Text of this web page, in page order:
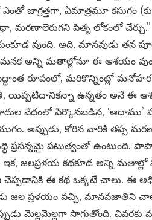
జాగ్రత్తగా, ఏమాత్రమూ కసుగం
మరణాలెరుగని పితృ లోకంలో
వుంది. అది, మానవుడు తన
అన్ని మతాల్లోనూ ఈ ఆశయం
రూపంలో, మరికొన్నింట్లో
యిప్పటిదానికన్నా ఉన్నతం అనే ఈ
వేదంలో పేర్కొనబడిన,
అప్పుడు, కోరిన వారికి తప్ప
ప్రసన్నమై పటుత్వంతో ఉంటుంది.
ఇక, జలప్రళయ కథకూడ అన్ని మతాల్లో
చెప్పడానికి ఈ కథ ఒక్కటే చాలు. ఈ
జల ప్రళయం వచ్చి, మానవజాతిని
మెల్లమెల్లగా సాగుతోంది. చివరకు